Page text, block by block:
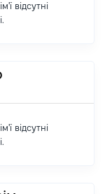
відсутні
відсутні